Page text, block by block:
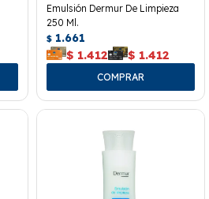
Emulsión Dermur De Limpieza
250 Ml.
$ 1.661
$ 1.412 $ 1.412